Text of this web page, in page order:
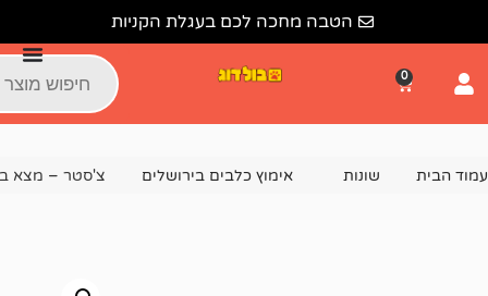
הטבה מחכה לכם בעגלת הקניות
אימוץ כלבים בירושלים צ'סטר – מצא בית!